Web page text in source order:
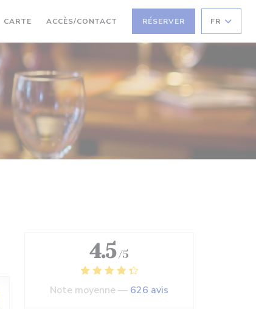
CARTE((OUVRE UNE NOUVELLE FENÊTRE))
ACCÈS/CONTACT RÉSERVER FR
4.5 /5
Note moyenne — 626 avis